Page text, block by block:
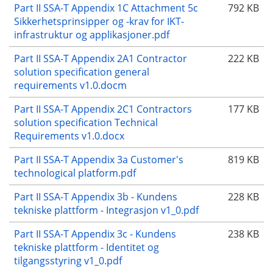
Part II SSA-T Appendix 1C Attachment 5c
Sikkerhetsprinsipper og -krav for IKT-
infrastruktur og applikasjoner.pdf
792 KB
Part II SSA-T Appendix 2A1 Contractor
solution specification general
requirements v1.0.docm
222 KB
Part II SSA-T Appendix 2C1 Contractors
solution specification Technical
Requirements v1.0.docx
177 KB
Part II SSA-T Appendix 3a Customer's
technological platform.pdf
819 KB
Part II SSA-T Appendix 3b - Kundens
tekniske plattform - Integrasjon v1_0.pdf
228 KB
Part II SSA-T Appendix 3c - Kundens
tekniske plattform - Identitet og
tilgangsstyring v1_0.pdf
238 KB